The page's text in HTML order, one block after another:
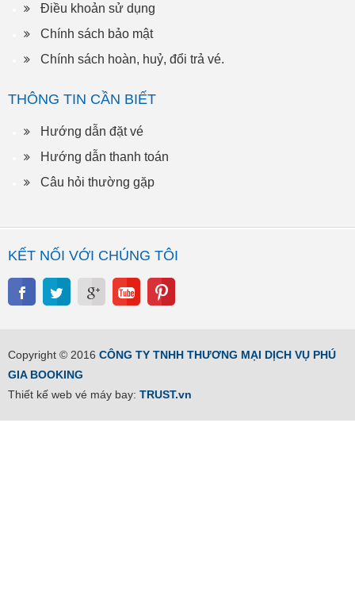
Điều khoản sử dụng
Chính sách bảo mật
Chính sách hoàn, huỷ, đổi trả vé.
THÔNG TIN CẦN BIẾT
Hướng dẫn đặt vé
Hướng dẫn thanh toán
Câu hỏi thường gặp
KẾT NỐI VỚI CHÚNG TÔI
Copyright © 2016 CÔNG TY TNHH THƯƠNG MẠI DỊCH VỤ PHÚ
GIA BOOKING
Thiết kế web vé máy bay: TRUST.vn